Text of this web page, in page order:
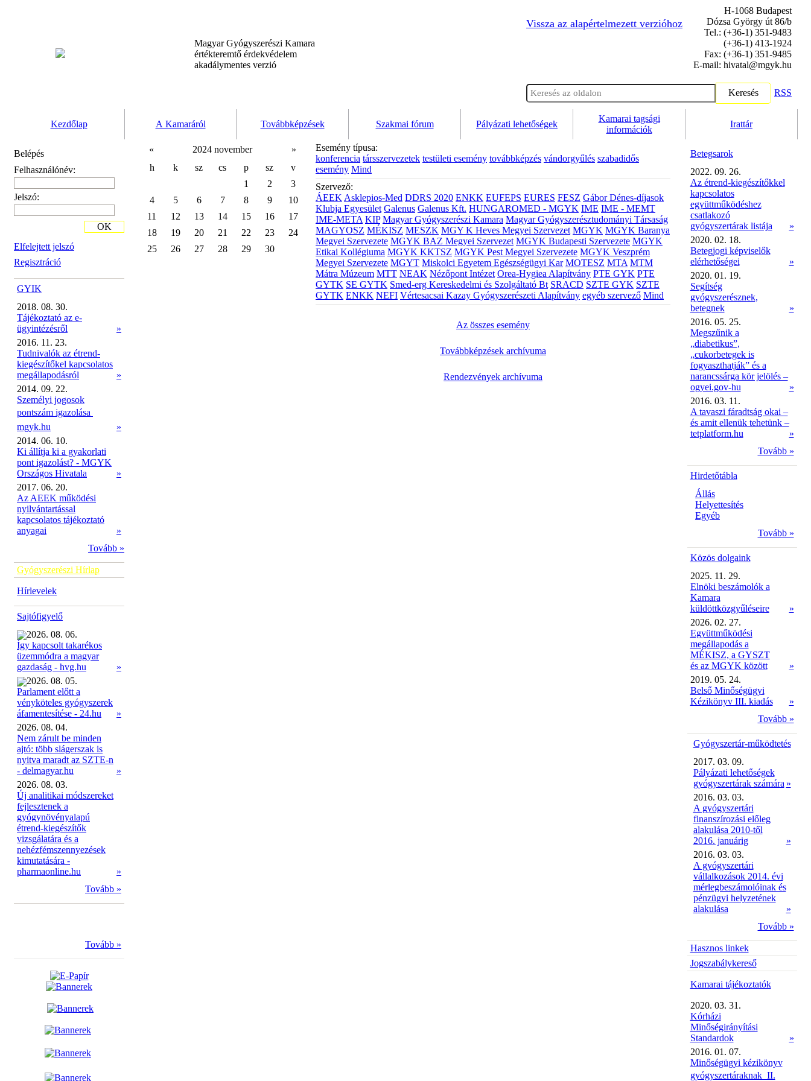
Magyar Gyógyszerészi Kamara
értékteremtő érdekvédelem
akadálymentes verzió
Vissza az alapértelmezett verzióhoz
H-1068 Budapest
Dózsa György út 86/b
Tel.: (+36-1) 351-9483
(+36-1) 413-1924
Fax: (+36-1) 351-9485
E-mail: hivatal@mgyk.hu
Keresés RSS
Kezdőlap A Kamaráról Továbbképzések Szakmai fórum Pályázati lehetőségek
Kamarai tagsági
információk
Irattár
Belépés
Felhasználónév:
Jelszó:
Elfelejtett jelszó
Regisztráció
OK
GYIK
2018. 08. 30.
Tájékoztató az e-
ügyintézésről
»
2016. 11. 23.
Tudnivalók az étrend-
kiegészítőkel kapcsolatos
megállapodásról
»
2014. 09. 22.
Személyi jogosok
pontszám igazolása 
mgyk.hu
»
2014. 06. 10.
Ki állítja ki a gyakorlati
pont igazolást? - MGYK
Országos Hivatala
»
2017. 06. 20.
Az AEEK működési
nyilvántartással
kapcsolatos tájékoztató
anyagai
»
Tovább »
Gyógyszerészi Hírlap
Hírlevelek
Sajtófigyelő
2026. 08. 06.
Így kapcsolt takarékos
üzemmódra a magyar
gazdaság - hvg.hu
»
2026. 08. 05.
Parlament előtt a
vényköteles gyógyszerek
áfamentesítése - 24.hu
»
2026. 08. 04.
Nem zárult be minden
ajtó: több slágerszak is
nyitva maradt az SZTE-n
- delmagyar.hu
»
2026. 08. 03.
Új analitikai módszereket
fejlesztenek a
gyógynövényalapú
étrend-kiegészítők
vizsgálatára és a
nehézfémszennyezések
kimutatására -
pharmaonline.hu
»
Tovább »
Tovább »
« 2024 november
»
h
k sz cs p sz
v
1
2
3
4
5 6 7 8 9
10
11
12 13 14 15 16
17
18
19 20 21 22 23
24
25
26 27 28 29 30
Esemény típusa:
konferencia társszervezetek testületi esemény továbbképzés vándorgyűlés szabadidős
esemény Mind
Szervező:
ÁEEK Asklepios-Med DDRS 2020 ENKK EUFEPS EURES FESZ Gábor Dénes-díjasok
Klubja Egyesület Galenus Galenus Kft. HUNGAROMED - MGYK IME IME - MEMT
IME-META KIP Magyar Gyógyszerészi Kamara Magyar Gyógyszerésztudományi Társaság
MAGYOSZ MÉKISZ MESZK MGY K Heves Megyei Szervezet MGYK MGYK Baranya
Megyei Szervezete MGYK BAZ Megyei Szervezet MGYK Budapesti Szervezete MGYK
Etikai Kollégiuma MGYK KKTSZ MGYK Pest Megyei Szervezete MGYK Veszprém
Megyei Szervezete MGYT Miskolci Egyetem Egészségügyi Kar MOTESZ MTA MTM
Mátra Múzeum MTT NEAK Nézőpont Intézet Orea-Hygiea Alapítvány PTE GYK PTE
GYTK SE GYTK Smed-erg Kereskedelmi és Szolgáltató Bt SRACD SZTE GYK SZTE
GYTK ENKK NEFI Vértesacsai Kazay Gyógyszerészeti Alapítvány egyéb szervező Mind
Az összes esemény
Továbbképzések archívuma
Rendezvények archívuma
Betegsarok
2022. 09. 26.
Az étrend-kiegészítőkkel
kapcsolatos
együttműködéshez
csatlakozó
gyógyszertárak listája
»
2020. 02. 18.
Betegjogi képviselők
elérhetőségei
»
2020. 01. 19.
Segítség
gyógyszerésznek,
betegnek
»
2016. 05. 25.
Megszűnik a
„diabetikus”,
„cukorbetegek is
fogyaszthatják” és a
narancssárga kör jelölés –
ogyei.gov-hu
»
2016. 03. 11.
A tavaszi fáradtság okai –
és amit ellenük tehetünk –
tetplatform.hu
»
Tovább »
Hirdetőtábla
Állás
Helyettesítés
Egyéb
Tovább »
Közös dolgaink
2025. 11. 29.
Elnöki beszámolók a
Kamara
küldöttközgyűléseire
»
2026. 02. 27.
Együttműködési
megállapodás a
MÉKISZ, a GYSZT
és az MGYK között
»
2019. 05. 24.
Belső Minőségügyi
Kézikönyv III. kiadás
»
Tovább »
Gyógyszertár-működtetés
2017. 03. 09.
Pályázati lehetőségek
gyógyszertárak számára »
2016. 03. 03.
A gyógyszertári
finanszírozási előleg
alakulása 2010-től
2016. januárig
»
2016. 03. 03.
A gyógyszertári
vállalkozások 2014. évi
mérlegbeszámolóinak és
pénzügyi helyzetének
alakulása
»
Tovább »
Hasznos linkek
Jogszabálykereső
Kamarai tájékoztatók
2020. 03. 31.
Kórházi
Minőségirányítási
Standardok
»
2016. 01. 07.
Minőségügyi kézikönyv
gyógyszertáraknak  II.